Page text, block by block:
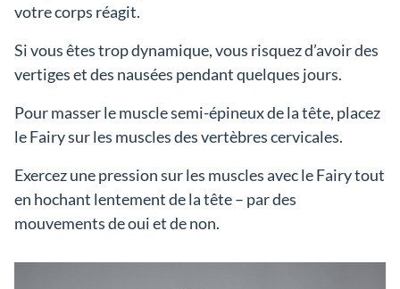
votre corps réagit.
Si vous êtes trop dynamique, vous risquez d’avoir des
vertiges et des nausées pendant quelques jours.
Pour masser le muscle semi-épineux de la tête, placez
le Fairy sur les muscles des vertèbres cervicales.
Exercez une pression sur les muscles avec le Fairy tout
en hochant lentement de la tête – par des
mouvements de oui et de non.